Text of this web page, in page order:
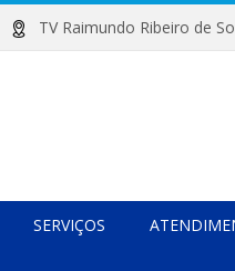
TV Raimundo Ribeiro
SERVIÇOS